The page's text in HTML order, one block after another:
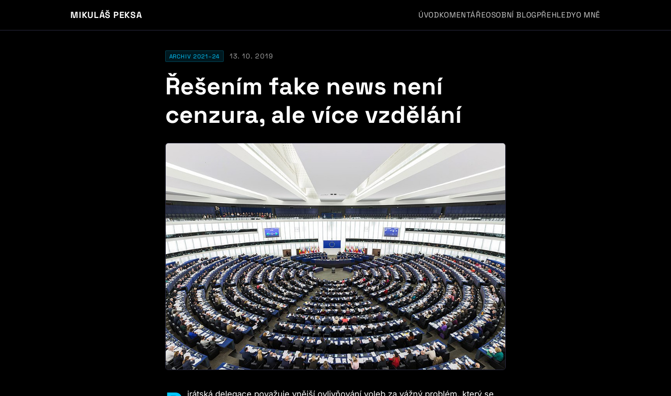
MIKULÁŠ PEKSA ÚVODKOMENTÁŘEOSOBNÍ BLOGPŘEHLEDYO MNĚ
ARCHIV 2021–24 13. 10. 2019
Řešením fake news není
cenzura, ale více vzdělání
irátská delegace považuje vnější ovlivňování voleb za vážný problém, který se